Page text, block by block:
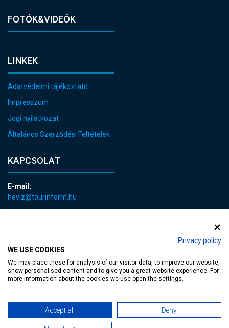
Privacy policy
WE USE COOKIES
We may place these for analysis of our visitor data, to improve our website,
show personalised content and to give you a great website experience. For
more information about the cookies we use open the settings.
Accept all Deny
FOTÓK&VIDEÓK
LINKEK
Adatvédelmi tájékoztató
Impresszum
Jogi nyilatkozat
Általános Szerződési Feltételek
KAPCSOLAT
E-mail:
heviz@tourinform.hu
Designed byMediaGum